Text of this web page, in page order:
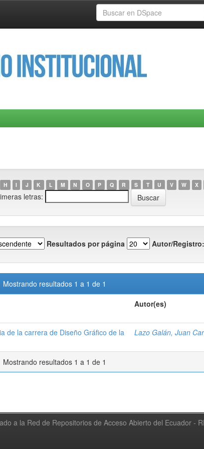
H I J K L M N O P Q R S T U V W X
letras:
Resultados por página Autor/Registro:
Mostrando resultados 1 a 1 de 1
Autor(es)
de la carrera de Diseño Gráfico de la
Lazo Galán, Juan
Mostrando resultados 1 a 1 de 1
a la Red de Repositorios de Acceso Abierto del Ecuador -